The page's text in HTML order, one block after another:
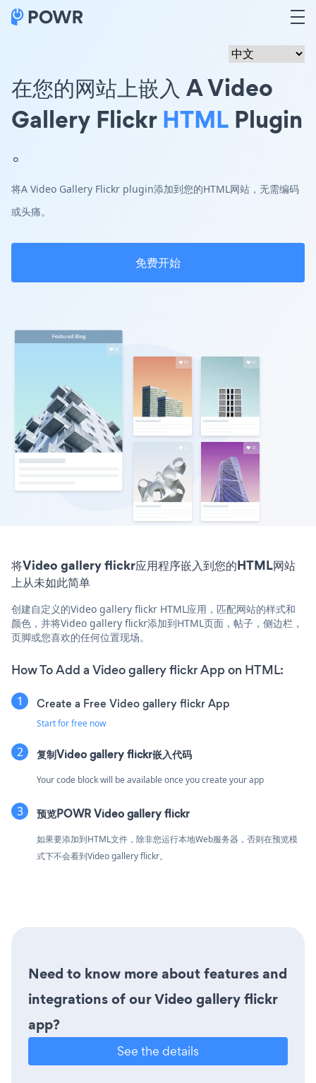
在您的网站上嵌入 A Video
Gallery FlickrHTML Plugin
。
将A Video Gallery Flickr plugin添加到您的HTML网站，无需编码
或头痛。
免费开始
将Video gallery flickr应用程序嵌入到您的HTML网站
上从未如此简单
创建自定义的Video gallery flickr HTML应用，匹配网站的样式和
颜色，并将Video gallery flickr添加到HTML页面，帖子，侧边栏，
页脚或您喜欢的任何位置现场。
How To Add a Video gallery flickr App on HTML:
Create a Free Video gallery flickr App
Start for free now
复制Video gallery flickr嵌入代码
Your code block will be available once you create your app
预览POWR Video gallery flickr
如果要添加到HTML文件，除非您运行本地Web服务器，否则在预览模
式下不会看到Video gallery flickr。
Need to know more about features and
integrations of our Video gallery flickr
app?
See the details